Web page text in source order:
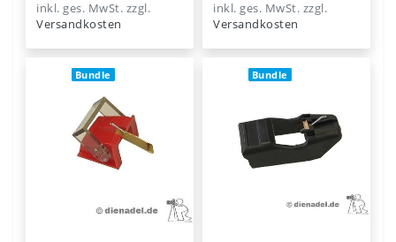
inkl. ges. MwSt. zzgl.
Versandkosten
inkl. ges. MwSt. zzgl.
Versandkosten
Bundle Bundle